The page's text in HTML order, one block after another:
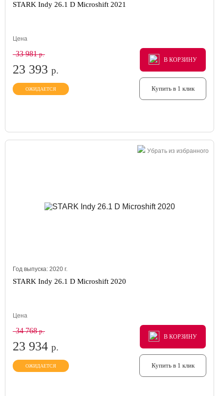
STARK Indy 26.1 D Microshift 2021
Цена
33 981р.
23 393 р.
ОЖИДАЕТСЯ
В КОРЗИНУ
В КОРЗИНУ
В КОРЗИНУ
Купить в 1 клик
Убрать из избранного
Год выпуска: 2020 г.
STARK Indy 26.1 D Microshift 2020
Цена
34 768р.
23 934 р.
ОЖИДАЕТСЯ
В КОРЗИНУ
В КОРЗИНУ
В КОРЗИНУ
Купить в 1 клик